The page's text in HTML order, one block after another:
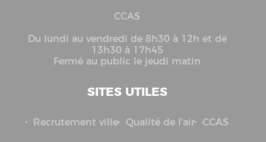
CCAS
Du lundi au vendredi de 8h30 à 12h et de
13h30 à 17h45
Fermé au public le jeudi matin
SITES UTILES
Recrutement ville Qualité de l'air CCAS